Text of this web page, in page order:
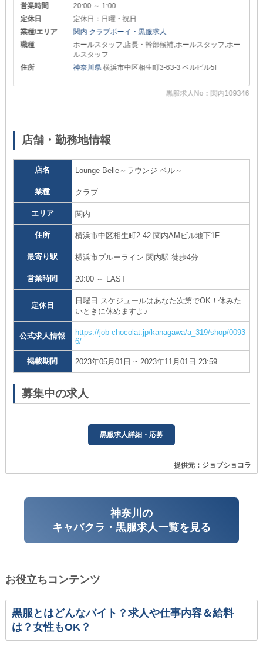
営業時間
20:00 ～ 1:00
定休日
定休日：日曜・祝日
業種/エリア
関内 クラブボーイ・黒服求人
職種
ホールスタッフ,店長・幹部候補,ホールスタッフ,ホー
ルスタッフ
住所
神奈川県横浜市中区相生町3-63-3 ベルビル5F
黒服求人No：関内109346
店舗・勤務地情報
店名 Lounge Belle～ラウンジ ベル～
業種 クラブ
エリア 関内
住所 横浜市中区相生町2-42 関内AMビル地下1F
最寄り駅 横浜市ブルーライン 関内駅 徒歩4分
営業時間 20:00 ～ LAST
定休日
日曜日 スケジュールはあなた次第でOK！休みた
いときに休めますよ♪
公式求人情報
https://job-chocolat.jp/kanagawa/a_319/shop/0093
6/
掲載期間 2023年05月01日 ~ 2023年11月01日 23:59
募集中の求人
黒服求人詳細・応募
提供元：ジョブショコラ
神奈川の
キャバクラ・黒服求人一覧を見る
お役立ちコンテンツ
黒服とはどんなバイト？求人や仕事内容＆給料
は？女性もOK？